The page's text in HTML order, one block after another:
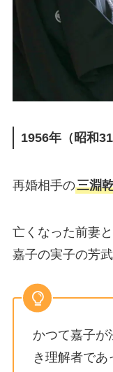
1956年（昭和
再婚相手の三淵
亡くなった前妻
嘉子の実子の芳
かつて嘉子が
き理解者であ